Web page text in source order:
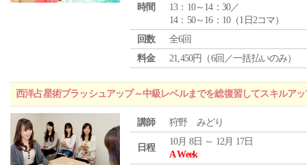
時間
13：10～14：30／
14：50～16：10（1日2コマ）
回数
全6回
料金
21,450円（6回／一括払いのみ）
西洋占星術ブラッシュアップ～中級レベルまでを総復習してスキルア
講師 狩野 みどり
日程
10月 8日 ～ 12月 17日
A Week